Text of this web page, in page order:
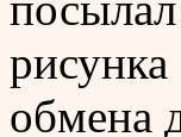
обмена